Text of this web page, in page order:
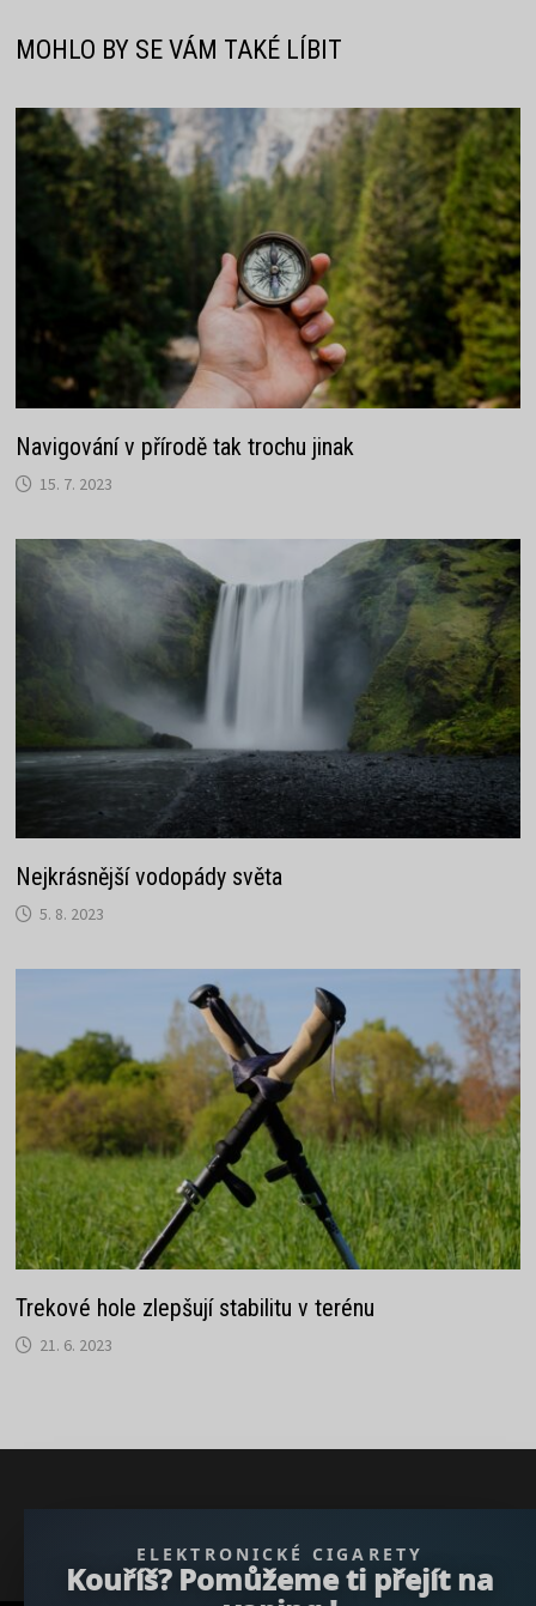
MOHLO BY SE VÁM TAKÉ LÍBIT
Navigování v přírodě tak trochu jinak
15. 7. 2023
Nejkrásnější vodopády světa
5. 8. 2023
Trekové hole zlepšují stabilitu v terénu
21. 6. 2023
ELEKTRONICKÉ CIGARETY
Kouříš? Pomůžeme ti přejít na